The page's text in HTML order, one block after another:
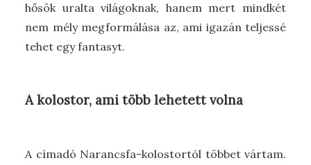
hősök uralta világoknak, hanem mert mindkét
nem mély megformálása az, ami igazán teljessé
tehet egy fantasyt.
A kolostor, ami több lehetett volna
A címadó Narancsfa-kolostortól többet vártam.